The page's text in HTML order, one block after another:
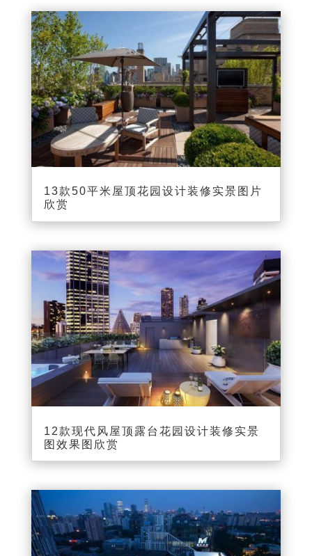
13款50平米屋顶花园设计装修实景图片
欣赏
12款现代风屋顶露台花园设计装修实景
图效果图欣赏